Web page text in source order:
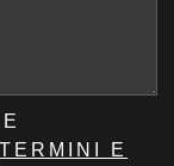
TERMINI E